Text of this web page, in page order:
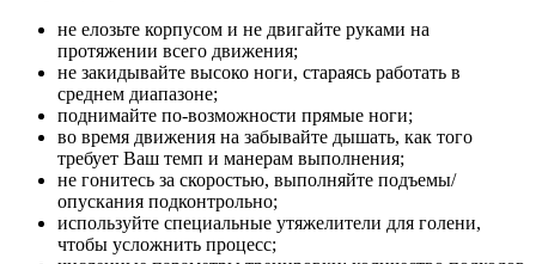
не елозьте корпусом и не двигайте руками на
протяжении всего движения;
не закидывайте высоко ноги, стараясь работать в
среднем диапазоне;
поднимайте по-возможности прямые ноги;
во время движения на забывайте дышать, как того
требует Ваш темп и манерам выполнения;
не гонитесь за скоростью, выполняйте подъемы/
опускания подконтрольно;
используйте специальные утяжелители для голени,
чтобы усложнить процесс;